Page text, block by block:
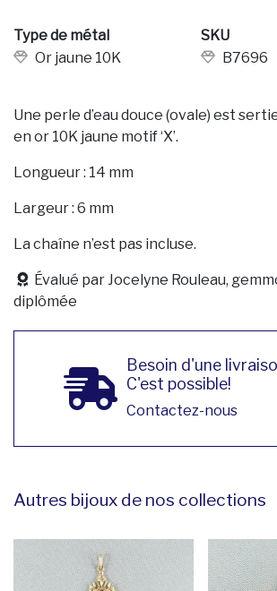
Type de métal
Or jaune 10K
SKU
B7696
Une perle d’eau douce (ovale) est
en or 10K jaune motif ‘X’.
Longueur : 14 mm
Largeur : 6 mm
La chaîne n’est pas incluse.
Évalué par Jocelyne Rouleau,
diplômée
Besoin d'une
C'est possible!
Contactez-nous
Autres bijoux de nos collections